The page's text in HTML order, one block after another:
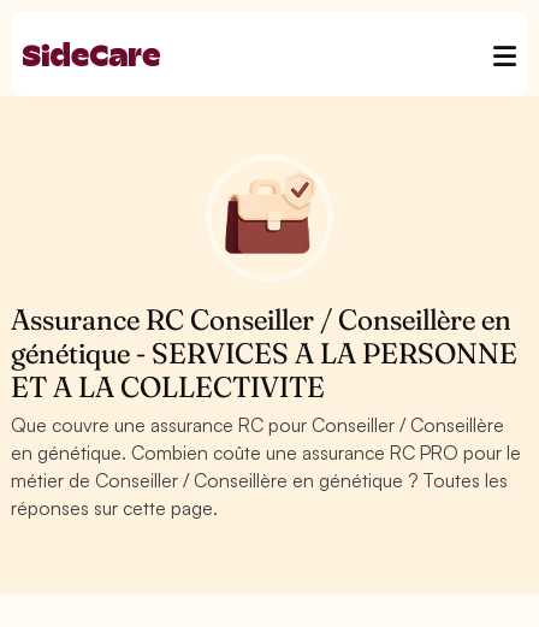
Assurance RC Conseiller / Conseillère en
génétique - SERVICES A LA PERSONNE
ET A LA COLLECTIVITE
Que couvre une assurance RC pour Conseiller / Conseillère
en génétique. Combien coûte une assurance RC PRO pour le
métier de Conseiller / Conseillère en génétique ? Toutes les
réponses sur cette page.